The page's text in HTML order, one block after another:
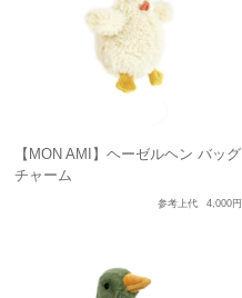
【MON AMI】ヘーゼルヘン バッグ
チャーム
参考上代 4,000円